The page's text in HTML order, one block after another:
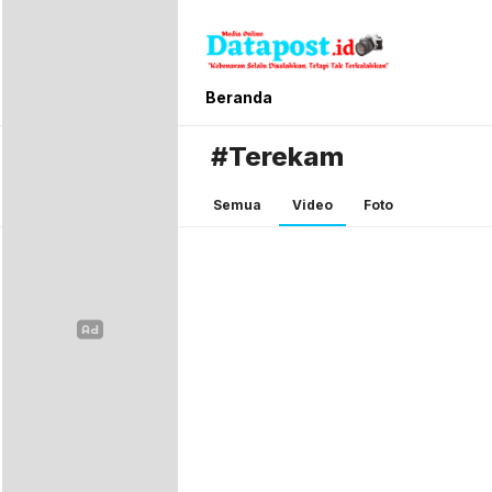
Datapost.id
Kebenaran Selalu Disalahkan, Tetapi
Beranda
#Terekam
Semua Video Foto